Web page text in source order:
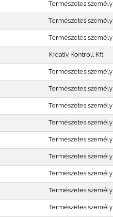
Természetes személy
Természetes személy
Természetes személy
Kreatív Kontroll Kft
Természetes személy
Természetes személy
Természetes személy
Természetes személy
Természetes személy
Természetes személy
Természetes személy
Természetes személy
Természetes személy